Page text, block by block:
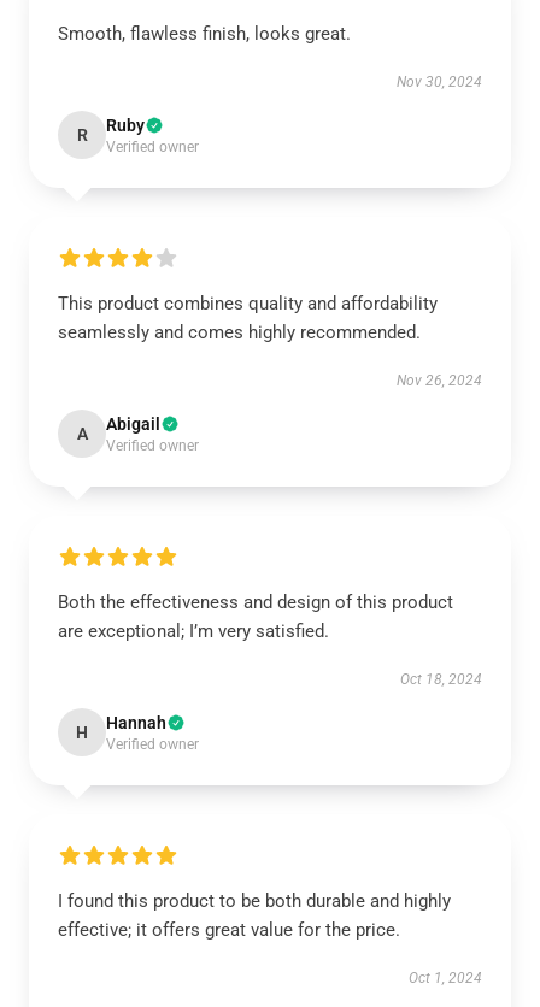
Smooth, flawless finish, looks great.
Nov 30, 2024
R Ruby
Verified owner
This product combines quality and affordability
seamlessly and comes highly recommended.
Nov 26, 2024
A Abigail
Verified owner
Both the effectiveness and design of this product
are exceptional; I’m very satisfied.
Oct 18, 2024
H Hannah
Verified owner
I found this product to be both durable and highly
effective; it offers great value for the price.
Oct 1, 2024